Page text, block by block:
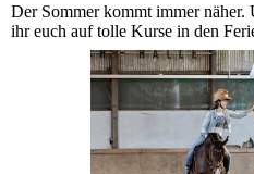
Der Sommer kommt immer näher.
ihr euch auf tolle Kurse in den